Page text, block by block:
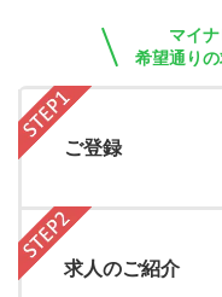
マイ
希望通り
ご登録
求人のご紹介